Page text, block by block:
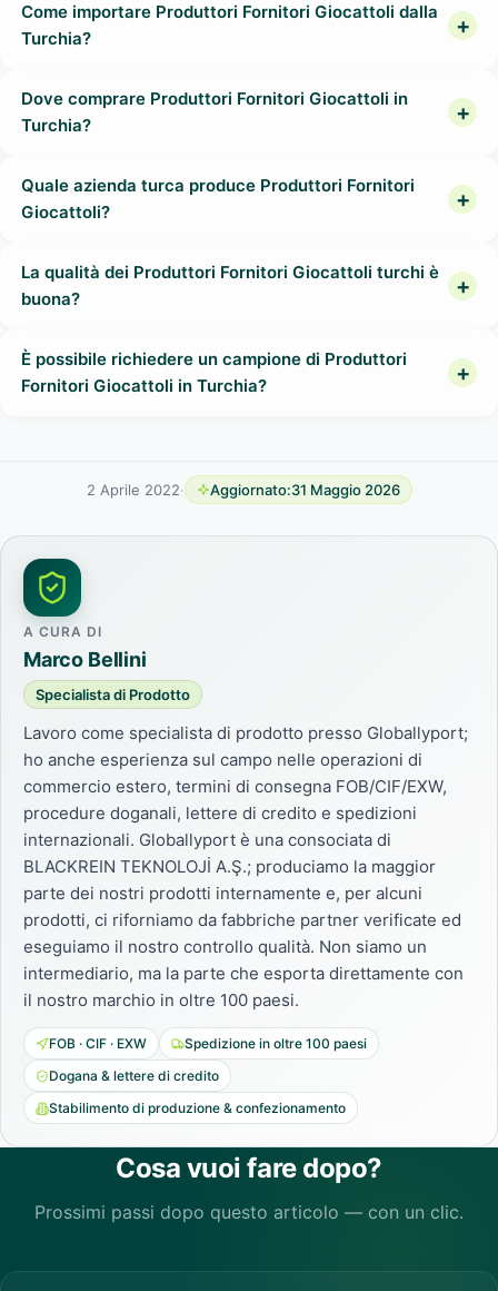
Come importare Produttori Fornitori Giocattoli dalla
Turchia?
Dove comprare Produttori Fornitori Giocattoli in
Turchia?
Quale azienda turca produce Produttori Fornitori
Giocattoli?
La qualità dei Produttori Fornitori Giocattoli turchi è
buona?
È possibile richiedere un campione di Produttori
Fornitori Giocattoli in Turchia?
2 Aprile 2022· Aggiornato:31 Maggio 2026
A CURA DI
Marco Bellini
Specialista di Prodotto
Lavoro come specialista di prodotto presso Globallyport;
ho anche esperienza sul campo nelle operazioni di
commercio estero, termini di consegna FOB/CIF/EXW,
procedure doganali, lettere di credito e spedizioni
internazionali. Globallyport è una consociata di
BLACKREIN TEKNOLOJİ A.Ş.; produciamo la maggior
parte dei nostri prodotti internamente e, per alcuni
prodotti, ci riforniamo da fabbriche partner verificate ed
eseguiamo il nostro controllo qualità. Non siamo un
intermediario, ma la parte che esporta direttamente con
il nostro marchio in oltre 100 paesi.
FOB · CIF · EXW
Spedizione in oltre 100 paesi
Dogana & lettere di credito
Stabilimento di produzione & confezionamento
Cosa vuoi fare dopo?
Prossimi passi dopo questo articolo — con un clic.